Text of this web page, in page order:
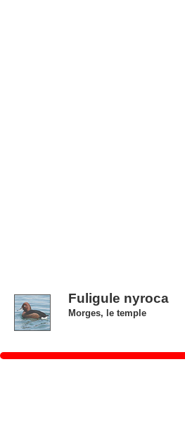
Fuligule nyroca
Morges, le temple